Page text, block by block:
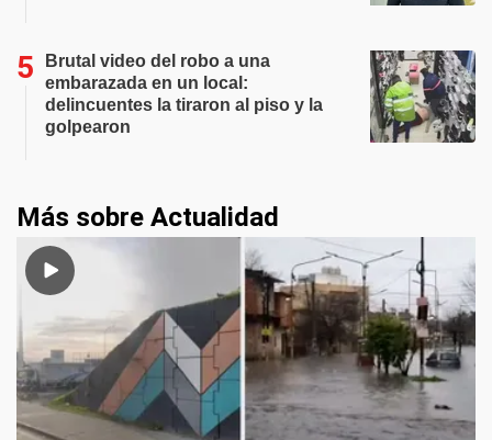
Brutal video del robo a una
embarazada en un local:
delincuentes la tiraron al piso y la
golpearon
Más sobre Actualidad